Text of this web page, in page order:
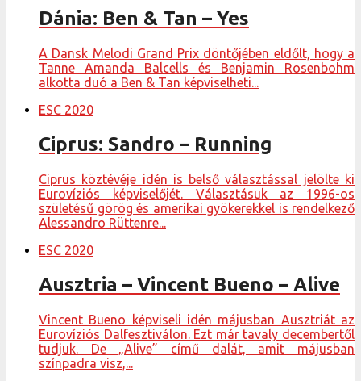
Dánia: Ben & Tan – Yes
A Dansk Melodi Grand Prix döntőjében eldőlt, hogy a
Tanne Amanda Balcells és Benjamin Rosenbohm
alkotta duó a Ben & Tan képviselheti...
ESC 2020
Ciprus: Sandro – Running
Ciprus köztévéje idén is belső választással jelölte ki
Eurovíziós képviselőjét. Választásuk az 1996-os
születésű görög és amerikai gyökerekkel is rendelkező
Alessandro Rüttenre...
ESC 2020
Ausztria – Vincent Bueno – Alive
Vincent Bueno képviseli idén májusban Ausztriát az
Eurovíziós Dalfesztiválon. Ezt már tavaly decembertől
tudjuk. De „Alive” című dalát, amit májusban
színpadra visz,...